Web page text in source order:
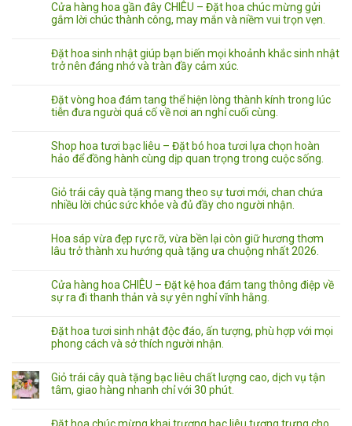
Cửa hàng hoa gần đây CHIÊU – Đặt hoa chúc mừng gửi
gắm lời chúc thành công, may mắn và niềm vui trọn vẹn.
Đặt hoa sinh nhật giúp bạn biến mọi khoảnh khắc sinh nhật
trở nên đáng nhớ và tràn đầy cảm xúc.
Đặt vòng hoa đám tang thể hiện lòng thành kính trong lúc
tiễn đưa người quá cố về nơi an nghỉ cuối cùng.
Shop hoa tươi bạc liêu – Đặt bó hoa tươi lựa chọn hoàn
hảo để đồng hành cùng dịp quan trọng trong cuộc sống.
Giỏ trái cây quà tặng mang theo sự tươi mới, chan chứa
nhiều lời chúc sức khỏe và đủ đầy cho người nhận.
Hoa sáp vừa đẹp rực rỡ, vừa bền lại còn giữ hương thơm
lâu trở thành xu hướng quà tặng ưa chuộng nhất 2026.
Cửa hàng hoa CHIÊU – Đặt kệ hoa đám tang thông điệp về
sự ra đi thanh thản và sự yên nghỉ vĩnh hằng.
Đặt hoa tươi sinh nhật độc đáo, ấn tượng, phù hợp với mọi
phong cách và sở thích người nhận.
Giỏ trái cây quà tặng bạc liêu chất lượng cao, dịch vụ tận
tâm, giao hàng nhanh chỉ với 30 phút.